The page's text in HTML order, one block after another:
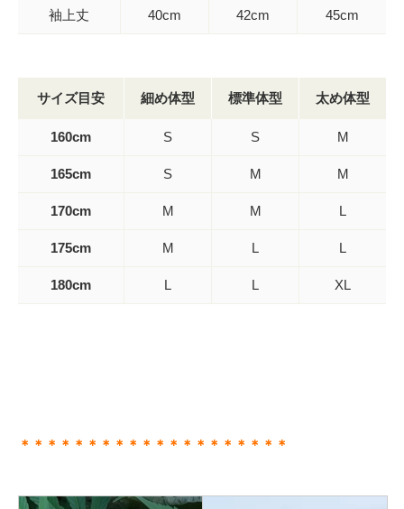
袖上丈 40cm 42cm 45cm
サイズ目安 細め体型 標準体型 太め体型
160cm S S M
165cm S M M
170cm M M L
175cm M L L
180cm L L XL
＊＊＊＊＊＊＊＊＊＊＊＊＊＊＊＊＊＊＊＊